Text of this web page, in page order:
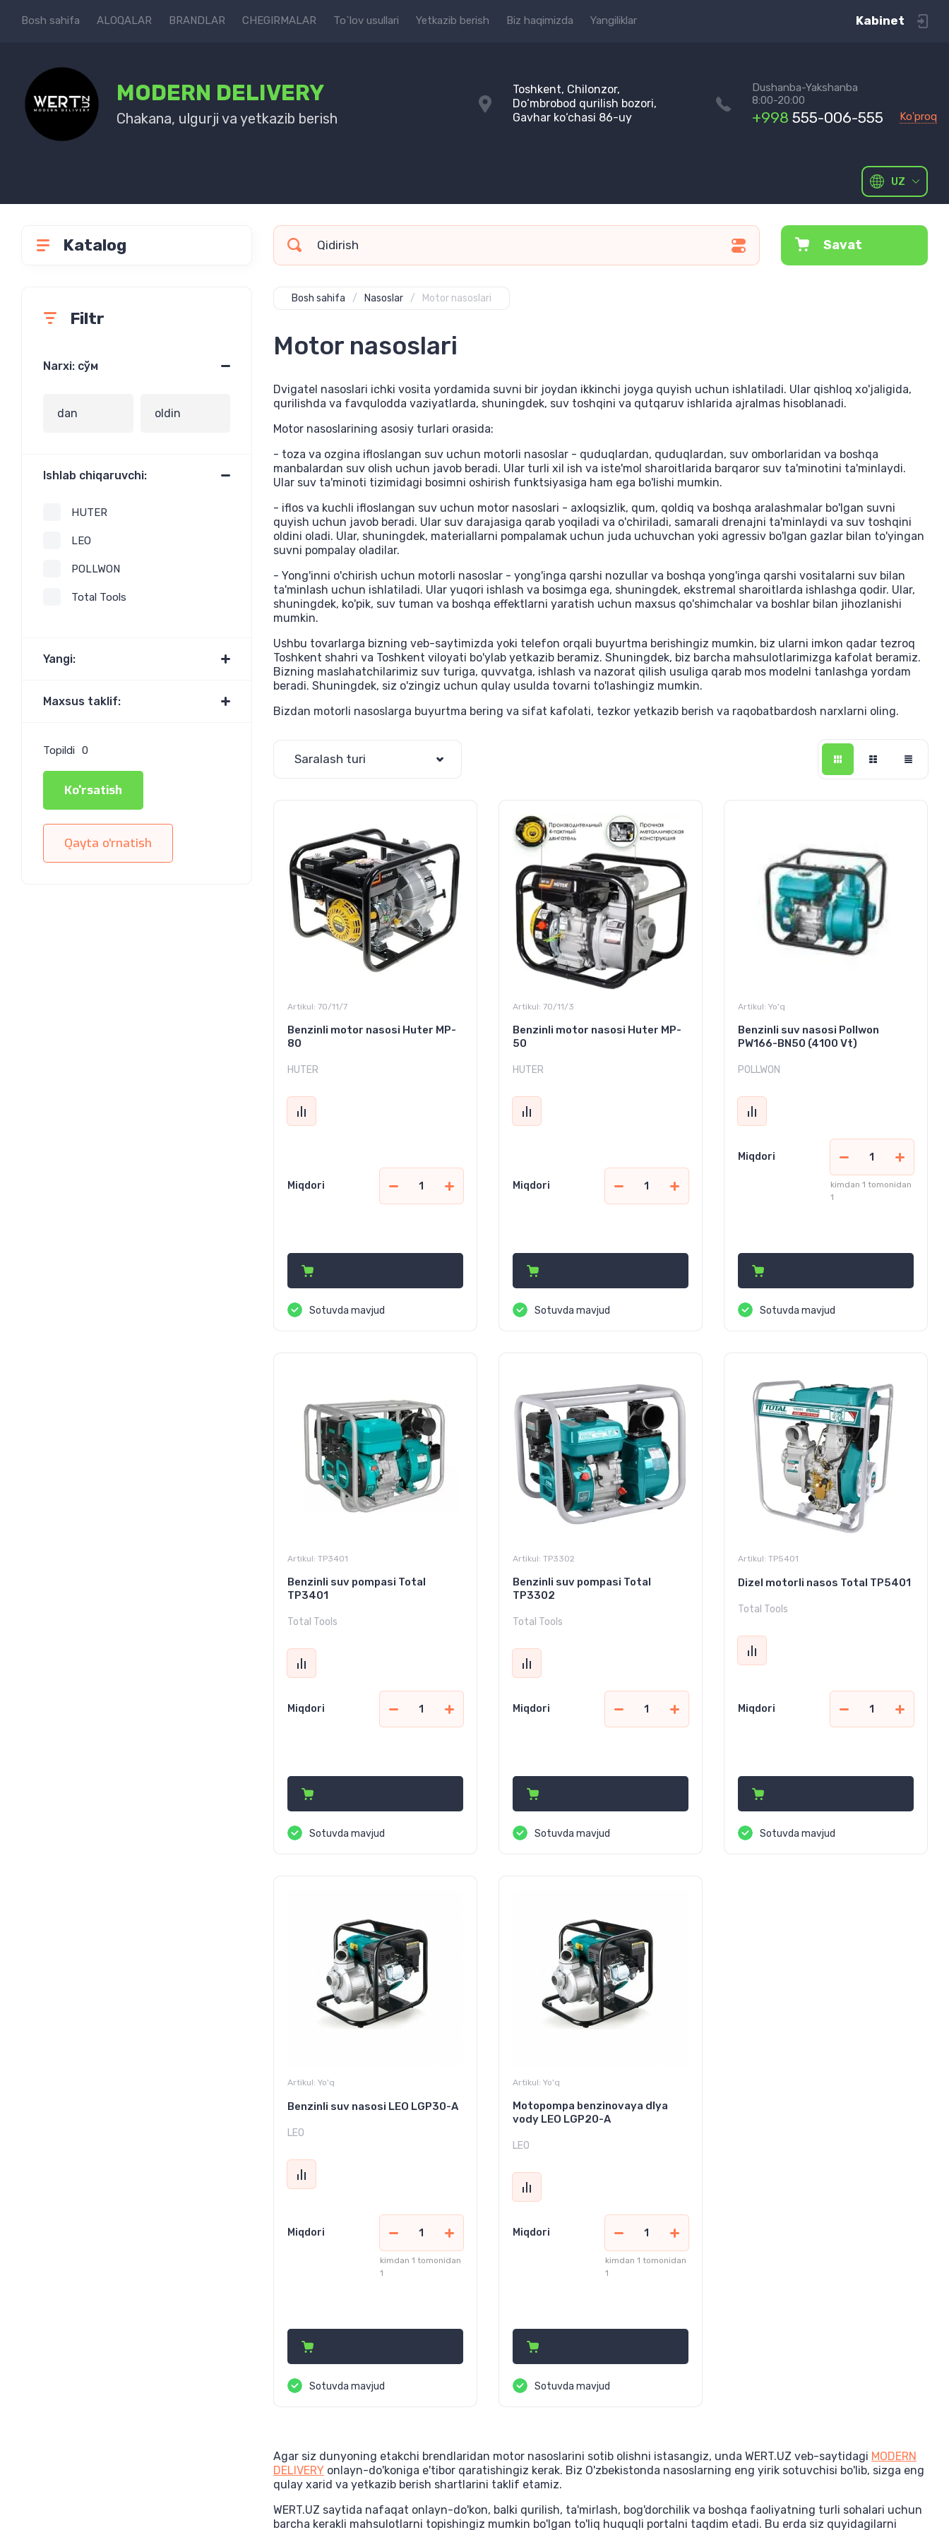
Bosh sahifa ALOQALAR BRANDLAR CHEGIRMALAR To`lov usullari Yetkazib berish Biz haqimizda Yangiliklar Kabinet
MODERN DELIVERY
Chakana, ulgurji va yetkazib berish
Toshkent, Chilonzor,
Do‘mbrobod qurilish bozori,
Gavhar ko‘chasi 86-uy
Dushanba-Yakshanba
8:00-20:00
+998 555-006-555 Ko'proq
UZ
Filtr
Narxi: сўм
Ishlab chiqaruvchi:
HUTER
LEO
POLLWON
Total Tools
Yangi:
Maxsus taklif:
Topildi 0
Ko'rsatish
Qayta o'rnatish
Katalog Savat
Bosh sahifa / Nasoslar / Motor nasoslari
Motor nasoslari
Dvigatel nasoslari ichki vosita yordamida suvni bir joydan ikkinchi joyga quyish uchun ishlatiladi. Ular qishloq xo'jaligida,
qurilishda va favqulodda vaziyatlarda, shuningdek, suv toshqini va qutqaruv ishlarida ajralmas hisoblanadi.
Motor nasoslarining asosiy turlari orasida:
- toza va ozgina ifloslangan suv uchun motorli nasoslar - quduqlardan, quduqlardan, suv omborlaridan va boshqa
manbalardan suv olish uchun javob beradi. Ular turli xil ish va iste'mol sharoitlarida barqaror suv ta'minotini ta'minlaydi.
Ular suv ta'minoti tizimidagi bosimni oshirish funktsiyasiga ham ega bo'lishi mumkin.
- iflos va kuchli ifloslangan suv uchun motor nasoslari - axloqsizlik, qum, qoldiq va boshqa aralashmalar bo'lgan suvni
quyish uchun javob beradi. Ular suv darajasiga qarab yoqiladi va o'chiriladi, samarali drenajni ta'minlaydi va suv toshqini
oldini oladi. Ular, shuningdek, materiallarni pompalamak uchun juda uchuvchan yoki agressiv bo'lgan gazlar bilan to'yingan
suvni pompalay oladilar.
- Yong'inni o'chirish uchun motorli nasoslar - yong'inga qarshi nozullar va boshqa yong'inga qarshi vositalarni suv bilan
ta'minlash uchun ishlatiladi. Ular yuqori ishlash va bosimga ega, shuningdek, ekstremal sharoitlarda ishlashga qodir. Ular,
shuningdek, ko'pik, suv tuman va boshqa effektlarni yaratish uchun maxsus qo'shimchalar va boshlar bilan jihozlanishi
mumkin.
Ushbu tovarlarga bizning veb-saytimizda yoki telefon orqali buyurtma berishingiz mumkin, biz ularni imkon qadar tezroq
Toshkent shahri va Toshkent viloyati bo'ylab yetkazib beramiz. Shuningdek, biz barcha mahsulotlarimizga kafolat beramiz.
Bizning maslahatchilarimiz suv turiga, quvvatga, ishlash va nazorat qilish usuliga qarab mos modelni tanlashga yordam
beradi. Shuningdek, siz o'zingiz uchun qulay usulda tovarni to'lashingiz mumkin.
Bizdan motorli nasoslarga buyurtma bering va sifat kafolati, tezkor yetkazib berish va raqobatbardosh narxlarni oling.
Saralash turi
Artikul: 70/11/7
Benzinli motor nasosi Huter MP-
80
HUTER
Miqdori
Sotuvda mavjud
Artikul: 70/11/3
Benzinli motor nasosi Huter MP-
50
HUTER
Miqdori
Sotuvda mavjud
Artikul: Yo'q
Benzinli suv nasosi Pollwon
PW166-BN50 (4100 Vt)
POLLWON
Miqdori
kimdan 1 tomonidan
1
Sotuvda mavjud
Artikul: TP3401
Benzinli suv pompasi Total
TP3401
Total Tools
Miqdori
Sotuvda mavjud
Artikul: TP3302
Benzinli suv pompasi Total
TP3302
Total Tools
Miqdori
Sotuvda mavjud
Artikul: TP5401
Dizel motorli nasos Total TP5401
Total Tools
Miqdori
Sotuvda mavjud
Artikul: Yo'q
Benzinli suv nasosi LEO LGP30-A
LEO
Miqdori
kimdan 1 tomonidan
1
Sotuvda mavjud
Artikul: Yo'q
Motopompa benzinovaya dlya
vody LEO LGP20-A
LEO
Miqdori
kimdan 1 tomonidan
1
Sotuvda mavjud
Agar siz dunyoning etakchi brendlaridan motor nasoslarini sotib olishni istasangiz, unda WERT.UZ veb-saytidagi MODERN
DELIVERY onlayn-do'koniga e'tibor qaratishingiz kerak. Biz O'zbekistonda nasoslarning eng yirik sotuvchisi bo'lib, sizga eng
qulay xarid va yetkazib berish shartlarini taklif etamiz.
WERT.UZ saytida nafaqat onlayn-do'kon, balki qurilish, ta'mirlash, bog'dorchilik va boshqa faoliyatning turli sohalari uchun
barcha kerakli mahsulotlarni topishingiz mumkin bo'lgan to'liq huquqli portalni taqdim etadi. Bu erda siz quyidagilarni